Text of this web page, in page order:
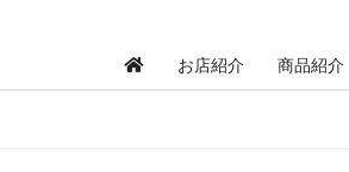
お店紹介 商品紹介